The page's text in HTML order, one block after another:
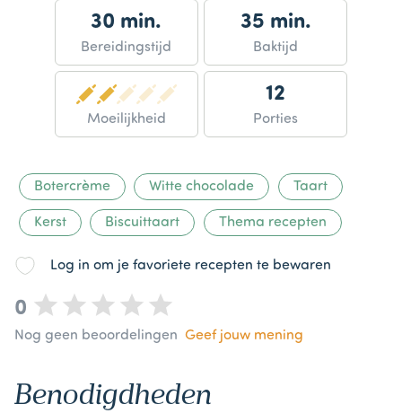
30 min.
Bereidingstijd
35 min.
Baktijd
Moeilijkheid
12
Porties
Botercrème Witte chocolade Taart
Kerst Biscuittaart Thema recepten
Log in om je favoriete recepten te bewaren
0
Nog geen beoordelingen Geef jouw mening
Benodigdheden